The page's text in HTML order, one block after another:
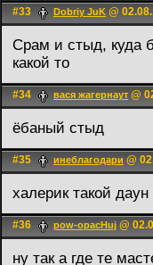
#33 Dobriy JuK @
Срам и стыд, куда
какой то
#34 вася жагернаут @
ёбаный стыд
#35 инеблагодари @
халерик такой даун
#36 pow-opacHuj @
ну так а где те